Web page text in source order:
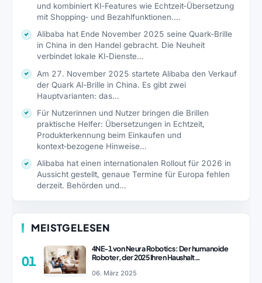
und kombiniert KI‑Features wie Echtzeit‑Übersetzung
mit Shopping‑ und Bezahlfunktionen.…
Alibaba hat Ende November 2025 seine Quark‑Brille
in China in den Handel gebracht. Die Neuheit
verbindet lokale KI‑Dienste…
Am 27. November 2025 startete Alibaba den Verkauf
der Quark AI‑Brille in China. Es gibt zwei
Hauptvarianten: das…
Für Nutzerinnen und Nutzer bringen die Brillen
praktische Helfer: Übersetzungen in Echtzeit,
Produkterkennung beim Einkaufen und
kontext‑bezogene Hinweise…
Alibaba hat einen internationalen Rollout für 2026 in
Aussicht gestellt, genaue Termine für Europa fehlen
derzeit. Behörden und…
MEISTGELESEN
01
4NE-1 von Neura Robotics: Der humanoide
Roboter, der 2025 Ihren Haushalt
06. März 2025